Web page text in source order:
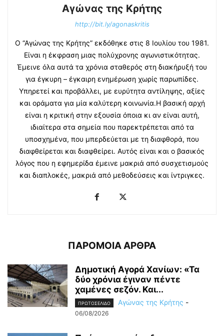
Αγώνας της Κρήτης
http://bit.ly/agonaskritis
Ο “Αγώνας της Κρήτης” εκδόθηκε στις 8 Ιουλίου του 1981.
Είναι η έκφραση μιας πολύχρονης αγωνιστικότητας.
Έμεινε όλα αυτά τα χρόνια σταθερός στη διακήρυξή του
για έγκυρη – έγκαιρη ενημέρωση χωρίς παρωπίδες.
Υπηρετεί και προβάλλει, με ευρύτητα αντίληψης, αξίες
και οράματα για μία καλύτερη κοινωνία.Η βασική αρχή
είναι η κριτική στην εξουσία όποια κι αν είναι αυτή,
ιδιαίτερα στα σημεία που παρεκτρέπεται από τα
υποσχημένα, που μπερδεύεται με τη διαφθορά, που
διαφθείρεται και διαφθείρει. Αυτός είναι και ο βασικός
λόγος που η εφημερίδα έμεινε μακριά από συσχετισμούς
και διαπλοκές, μακριά από μεθοδεύσεις και ίντριγκες.
ΠΑΡΟΜΟΙΑ ΑΡΘΡΑ
Δημοτική Αγορά Χανίων: «Τα
δύο χρόνια έγιναν πέντε
χαμένες σεζόν. Και...
ΠΡΩΤΟΣΕΛΙΔΟ Αγώνας της Κρήτης -
06/08/2026